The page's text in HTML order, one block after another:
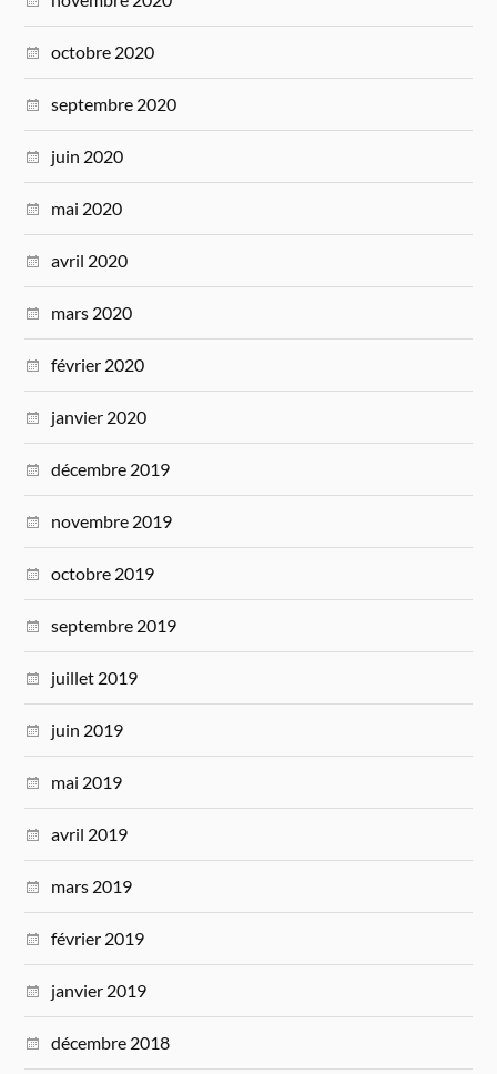
octobre 2020
septembre 2020
juin 2020
mai 2020
avril 2020
mars 2020
février 2020
janvier 2020
décembre 2019
novembre 2019
octobre 2019
septembre 2019
juillet 2019
juin 2019
mai 2019
avril 2019
mars 2019
février 2019
janvier 2019
décembre 2018